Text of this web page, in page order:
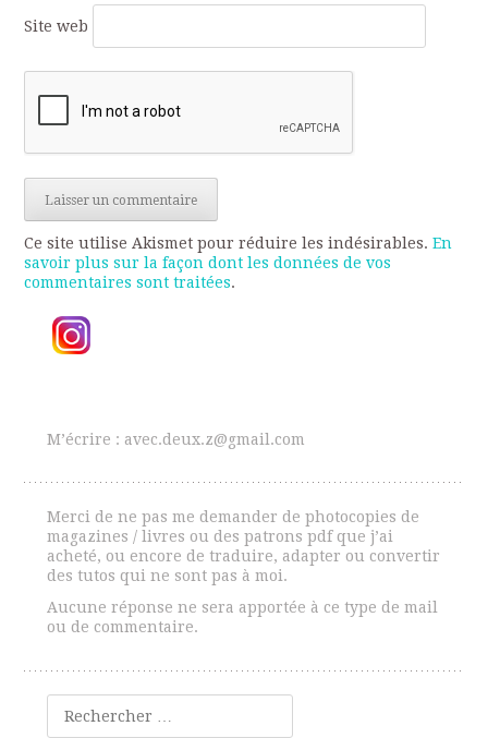
Site web
Ce site utilise Akismet pour réduire les indésirables.En
savoir plus sur la façon dont les données de vos
commentaires sont traitées.
M’écrire : avec.deux.z@gmail.com
Merci de ne pas me demander de photocopies de
magazines / livres ou des patrons pdf que j’ai
acheté, ou encore de traduire, adapter ou convertir
des tutos qui ne sont pas à moi.
Aucune réponse ne sera apportée à ce type de mail
ou de commentaire.
Rechercher